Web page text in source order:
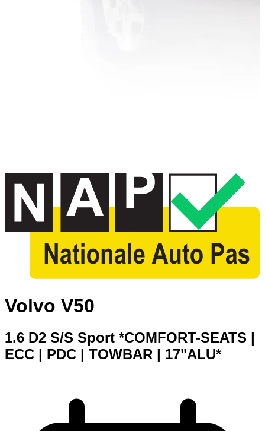
Volvo V50
1.6 D2 S/S Sport *COMFORT-SEATS |
ECC | PDC | TOWBAR | 17"ALU*